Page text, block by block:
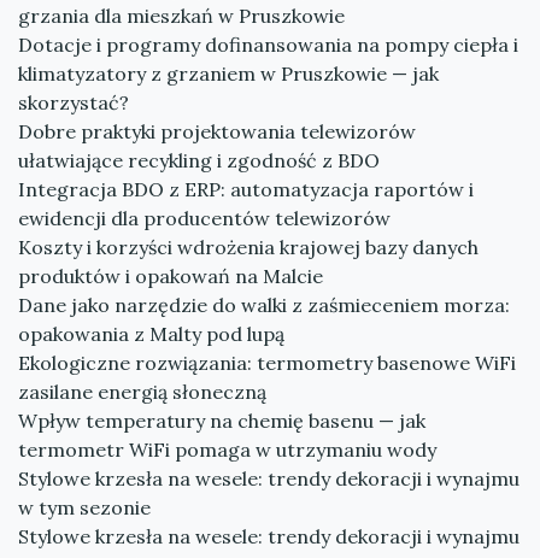
grzania dla mieszkań w Pruszkowie
Dotacje i programy dofinansowania na pompy ciepła i
klimatyzatory z grzaniem w Pruszkowie — jak
skorzystać?
Dobre praktyki projektowania telewizorów
ułatwiające recykling i zgodność z BDO
Integracja BDO z ERP: automatyzacja raportów i
ewidencji dla producentów telewizorów
Koszty i korzyści wdrożenia krajowej bazy danych
produktów i opakowań na Malcie
Dane jako narzędzie do walki z zaśmieceniem morza:
opakowania z Malty pod lupą
Ekologiczne rozwiązania: termometry basenowe WiFi
zasilane energią słoneczną
Wpływ temperatury na chemię basenu — jak
termometr WiFi pomaga w utrzymaniu wody
Stylowe krzesła na wesele: trendy dekoracji i wynajmu
w tym sezonie
Stylowe krzesła na wesele: trendy dekoracji i wynajmu